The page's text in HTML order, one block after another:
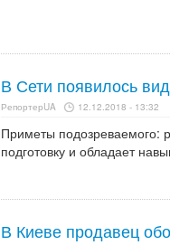
В Сети появилось
РепортерUA 12.12.2018 - 13:32
Приметы подозреваемого:
подготовку и обладает
В Киеве продавец